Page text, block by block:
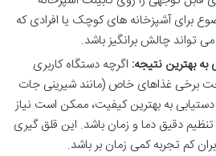
برای آشپزخانه های کوچک یا افرادی که
تواند چالش برانگیز باشد.
بهترین نتیجه: اگرچه دستگاه کاربری
برخی غذاهای خاص (مانند شیرینی جات
به بهترین کیفیت، ممکن است نیاز
دقیق دما و زمان باشد. این قلق گیری
کم تجربه کمی زمان بر باشد.